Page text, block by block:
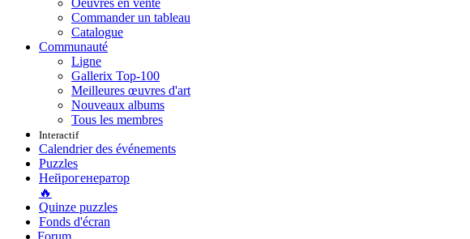
Oeuvres en vente
Commander un tableau
Catalogue
Communauté
Ligne
Gallerix Top-100
Meilleures œuvres d'art
Nouveaux albums
Tous les membres
Interactif
Calendrier des événements
Puzzles
Нейрогенератор
🔥
Quinze puzzles
Fonds d'écran
Forum